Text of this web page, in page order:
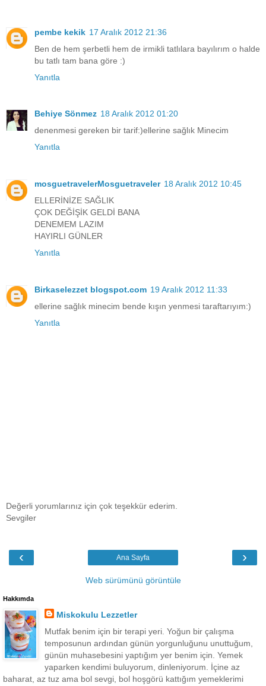
pembe kekik 17 Aralık 2012 21:36
Ben de hem şerbetli hem de irmikli tatlılara bayılırım o halde
bu tatlı tam bana göre :)
Yanıtla
Behiye Sönmez 18 Aralık 2012 01:20
denenmesi gereken bir tarif:)ellerine sağlık Minecim
Yanıtla
mosguetravelerMosguetraveler 18 Aralık 2012 10:45
ELLERİNİZE SAĞLIK
ÇOK DEĞİŞİK GELDİ BANA
DENEMEM LAZIM
HAYIRLI GÜNLER
Yanıtla
Birkaselezzet blogspot.com 19 Aralık 2012 11:33
ellerine sağlık minecim bende kışın yenmesi taraftarıyım:)
Yanıtla
Değerli yorumlarınız için çok teşekkür ederim.
Sevgiler
‹ ›
Ana Sayfa
Web sürümünü görüntüle
Hakkımda
Miskokulu Lezzetler
Mutfak benim için bir terapi yeri. Yoğun bir çalışma
temposunun ardından günün yorgunluğunu unuttuğum,
günün muhasebesini yaptığım yer benim için. Yemek
yaparken kendimi buluyorum, dinleniyorum. İçine az
baharat, az tuz ama bol sevgi, bol hoşgörü kattığım yemeklerimi